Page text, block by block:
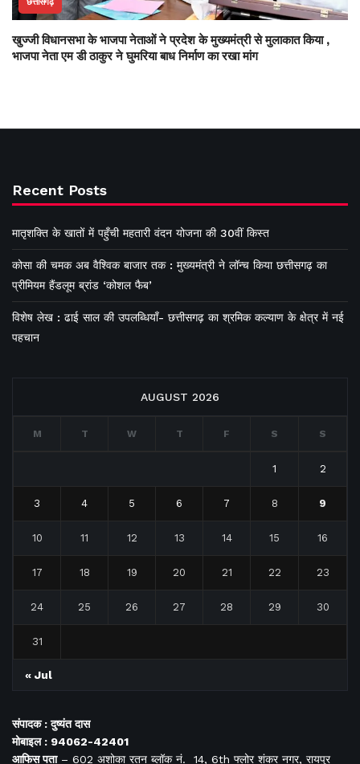
छत्तीसगढ़
खुज्जी विधानसभा के भाजपा नेताओं ने प्रदेश के मुख्यमंत्री से मुलाकात किया ,
भाजपा नेता एम डी ठाकुर ने घुमरिया बाध निर्माण का रखा मांग
Recent Posts
मातृशक्ति के खातों में पहुँची महतारी वंदन योजना की 30वीं किस्त
कोसा की चमक अब वैश्विक बाजार तक : मुख्यमंत्री ने लॉन्च किया छत्तीसगढ़ का
प्रीमियम हैंडलूम ब्रांड ‘कोशल फैब’
विशेष लेख : ढाई साल की उपलब्धियाँ- छत्तीसगढ़ का श्रमिक कल्याण के क्षेत्र में नई
पहचान
AUGUST 2026
M T W T F S S
1 2
3 4 5 6 7 8 9
10 11 12 13 14 15 16
17 18 19 20 21 22 23
24 25 26 27 28 29 30
31
« Jul
संपादक : दुष्यंत दास
मोबाइल : 94062-42401
आफिसपता– 602 अशोका रतन ब्लॉक नं. 14, 6th फ्लोर शंकर नगर, रायपुर